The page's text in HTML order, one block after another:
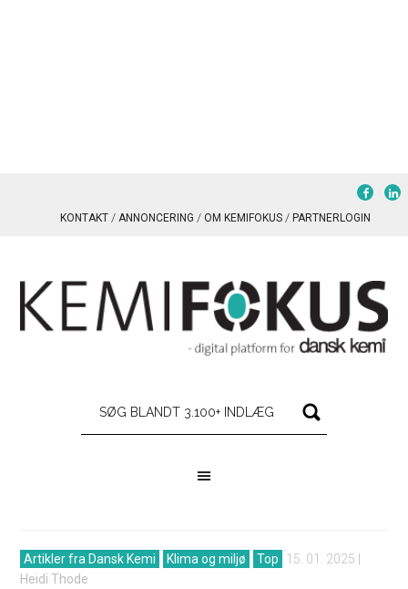
KONTAKT ANNONCERING OM KEMIFOKUS PARTNERLOGIN
Artikler fra Dansk Kemi Klima og miljø Top 15. 01. 2025
Heidi Thode